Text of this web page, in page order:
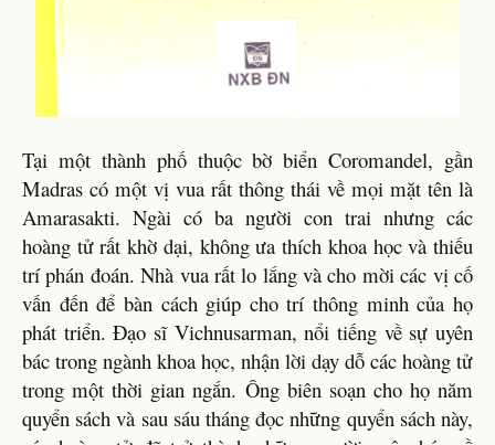
Tại một thành phố thuộc bờ biển Coromandel, gần
Madras có một vị vua rất thông thái về mọi mặt tên là
Amarasakti. Ngài có ba người con trai nhưng các
hoàng tử rất khờ dại, không ưa thích khoa học và thiếu
trí phán đoán. Nhà vua rất lo lắng và cho mời các vị cố
vấn đến để bàn cách giúp cho trí thông minh của họ
phát triển. Đạo sĩ Vichnusarman, nổi tiếng về sự uyên
bác trong ngành khoa học, nhận lời dạy dỗ các hoàng tử
trong một thời gian ngắn. Ông biên soạn cho họ năm
quyển sách và sau sáu tháng đọc những quyển sách này,